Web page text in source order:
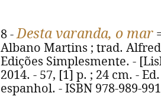
8 -Desta varanda, o mar
Albano Martins ; trad.
Edições Simplesmente. -
2014. - 57, [1] p. ; 24 cm. -
espanhol. - ISBN 978-989-